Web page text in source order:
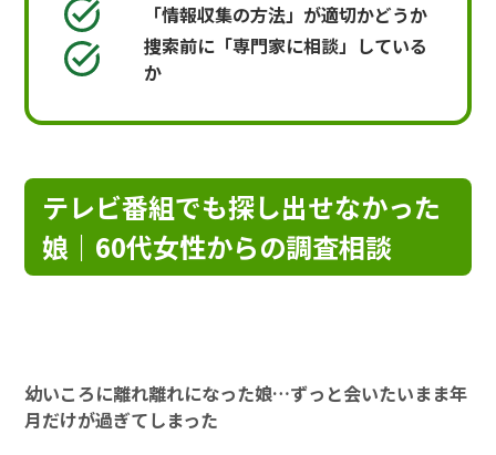
「情報収集の方法」が適切かどうか
捜索前に「専門家に相談」している
か
テレビ番組でも探し出せなかった
娘｜60代女性からの調査相談
幼いころに離れ離れになった娘…ずっと会いたいまま年
月だけが過ぎてしまった